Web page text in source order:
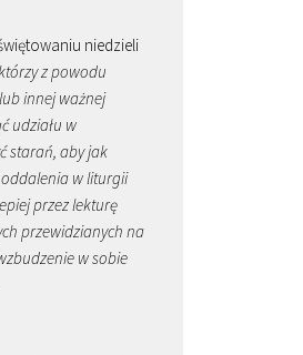
niedzieli
z powodu
innej ważnej
udziału w
starań, aby jak
oddalenia w liturgii
przez lekturę
przewidzianych na
w sobie